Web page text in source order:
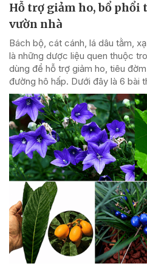
Hỗ trợ giảm ho, bổ phổi
vườn nhà
Bách bộ, cát cánh, lá dâu tằm,
là những dược liệu quen thuộc
dùng để hỗ trợ giảm ho, tiêu
đường hô hấp. Dưới đây là 6 bài